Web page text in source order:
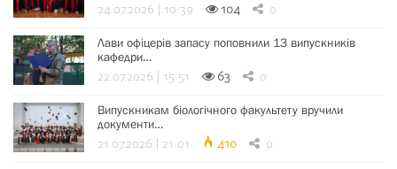
24.07.2026 | 10:39 104 0
Лави офіцерів запасу поповнили 13 випускників
кафедри…
22.07.2026 | 15:51 63 0
Випускникам біологічного факультету вручили
документи…
21.07.2026 | 21:01 410 0